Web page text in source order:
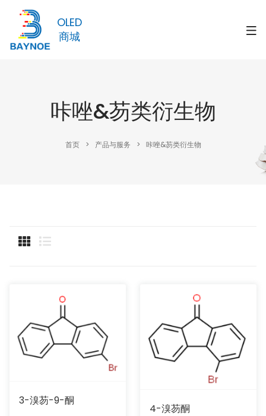
OLED
商城
咔唑&芴类衍生物
首页 > 产品与服务 > 咔唑&芴类衍生物
3-溴芴-9-酮
4-溴芴酮